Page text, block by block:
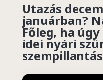
Utazás
januárban?
Főleg, ha
idei nyári